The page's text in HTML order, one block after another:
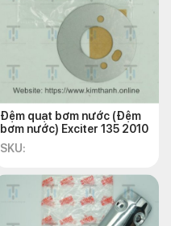
Đệm quạt bơm nước (Đệm
bơm nước) Exciter 135 2010
SKU: